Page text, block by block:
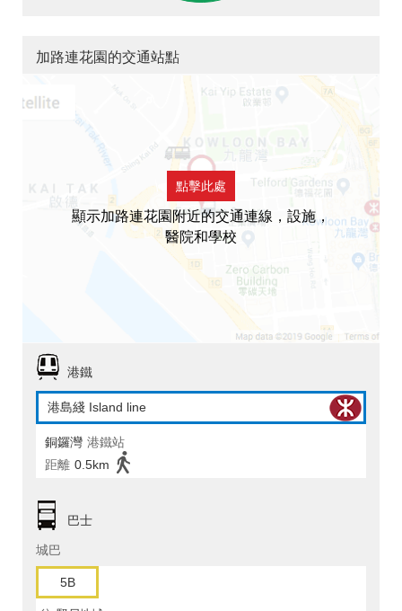
加路連花園的交通站點
點擊此處
顯示加路連花園附近的交通連線，設施，
醫院和學校
港鐵
港島綫 Island line
銅鑼灣 港鐵站
距離 0.5km
巴士
城巴
5B